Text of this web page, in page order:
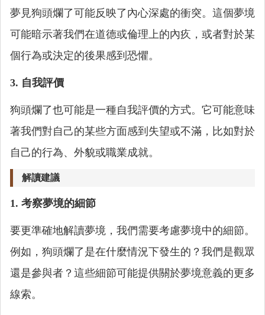
夢見狗頭爛了可能反映了內心深處的衝突。這個夢境
可能暗示著我們在道德或倫理上的內疚，或者對於某
個行為或決定的後果感到恐懼。
3. 自我評價
狗頭爛了也可能是一種自我評價的方式。它可能意味
著我們對自己的某些方面感到失望或不滿，比如對於
自己的行為、外貌或職業成就。
解讀建議
1. 考察夢境的細節
要更準確地解讀夢境，我們需要考慮夢境中的細節。
例如，狗頭爛了是在什麼情況下發生的？我們是觀眾
還是參與者？這些細節可能提供關於夢境意義的更多
線索。